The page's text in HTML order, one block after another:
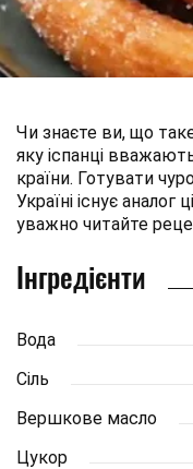
Чи знаєте ви, що
яку іспанці
країни. Готувати
Україні існує аналог
уважно читайте
Інгредієнти
Вода
Сіль
Вершкове масло
Цукор